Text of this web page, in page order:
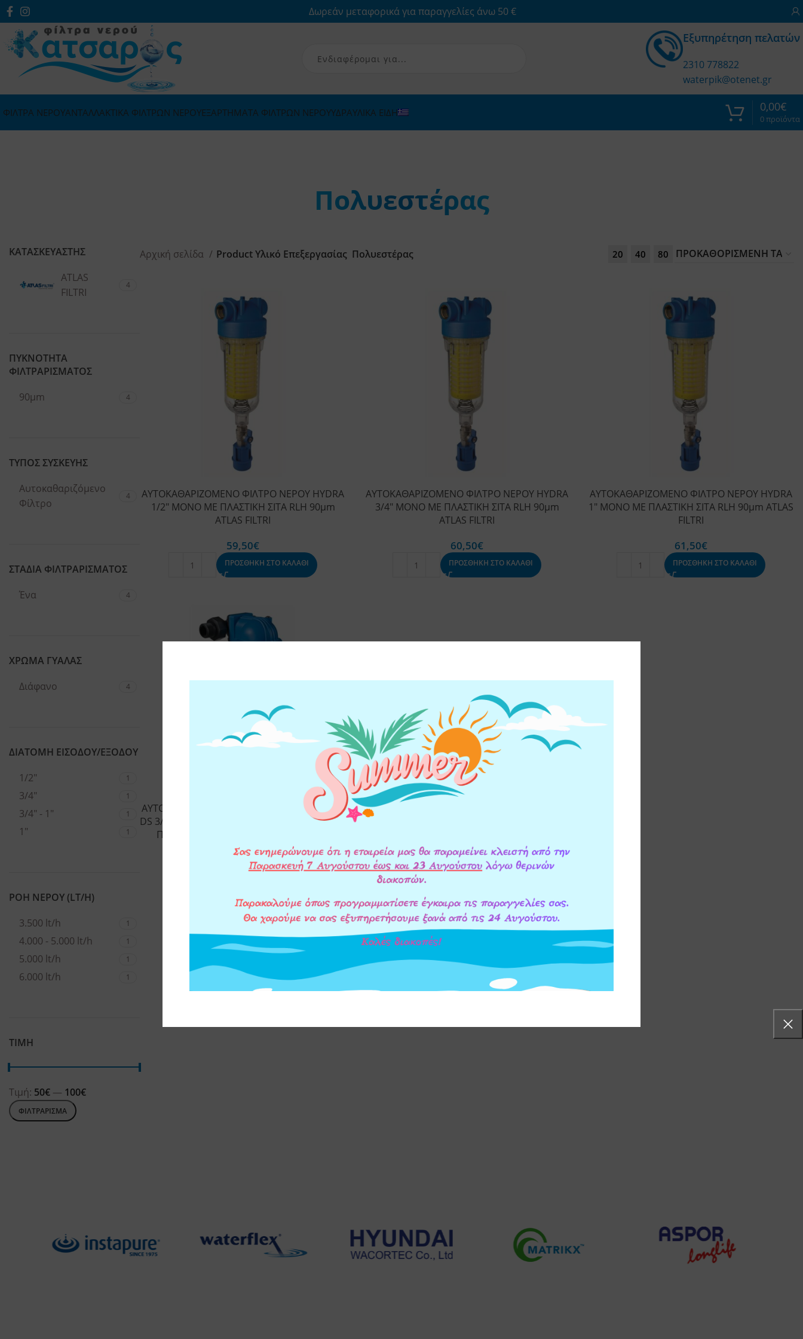
Δωρεάν μεταφορικά για παραγγελίες άνω 50 €
Εξυπηρέτηση πελατών
2310 778822
waterpik@otenet.gr
ΦΙΛΤΡΑ ΝΕΡΟΥΑΝΤΑΛΛΑΚΤΙΚΑ ΦΙΛΤΡΩΝ ΝΕΡΟΥΕΞΑΡΤΗΜΑΤΑ ΦΙΛΤΡΩΝ ΝΕΡΟΥΥΔΡΑΥΛΙΚΑ ΕΙΔΗ
0προϊόντα
0,00€
Πολυεστέρας
ΚΑΤΑΣΚΕΥΑΣΤΗΣ
ATLAS
FILTRI
4
ΠΥΚΝΟΤΗΤΑ
ΦΙΛΤΡΑΡΙΣΜΑΤΟΣ
90μm
4
ΤΥΠΟΣ ΣΥΣΚΕΥΗΣ
Αυτοκαθαριζόμενο
Φίλτρο
4
ΣΤΑΔΙΑ ΦΙΛΤΡΑΡΙΣΜΑΤΟΣ
Ένα
4
ΧΡΩΜΑ ΓΥΑΛΑΣ
Διάφανο
4
ΔΙΑΤΟΜΗ ΕΙΣΟΔΟΥ/ΕΞΟΔΟΥ
1/2"
1
3/4" 1
3/4" - 1" 1
1" 1
ΡΟΗ ΝΕΡΟΥ (LT/H)
3.500 lt/h
1
4.000 - 5.000 lt/h 1
5.000 lt/h 1
6.000 lt/h 1
ΤΙΜΗ
ΦΙΛΤΡΑΡΙΣΜΑ
Τιμή: 50€ — 100€
Αρχική σελίδα Product Υλικό Επεξεργασίας Πολυεστέρας 20 40 80
ΑΥΤΟΚΑΘΑΡΙΖΟΜΕΝΟ ΦΙΛΤΡΟ ΝΕΡΟΥ HYDRA
1/2″ ΜΟΝΟ ΜΕ ΠΛΑΣΤΙΚΗ ΣΙΤΑ RLH 90μm
ATLAS FILTRI
59,50€
ΠΡΟΣΘΗΚΗ ΣΤΟ ΚΑΛΑΘΙ
ΑΥΤΟΚΑΘΑΡΙΖΟΜΕΝΟ ΦΙΛΤΡΟ ΝΕΡΟΥ HYDRA
3/4″ ΜΟΝΟ ΜΕ ΠΛΑΣΤΙΚΗ ΣΙΤΑ RLH 90μm
ATLAS FILTRI
60,50€
ΠΡΟΣΘΗΚΗ ΣΤΟ ΚΑΛΑΘΙ
ΑΥΤΟΚΑΘΑΡΙΖΟΜΕΝΟ ΦΙΛΤΡΟ ΝΕΡΟΥ HYDRA
1″ ΜΟΝΟ ΜΕ ΠΛΑΣΤΙΚΗ ΣΙΤΑ RLH 90μm ATLAS
FILTRI
61,50€
ΠΡΟΣΘΗΚΗ ΣΤΟ ΚΑΛΑΘΙ
ΑΥΤΟΚΑΘΑΡΙΖΟΜΕΝΟ ΦΙΛΤΡΟ ΝΕΡΟΥ HYDRA
DS 3/4″ – 1″ ΜΕ ΠΕΡΙΣΤΡΕΦΟΜΕΝΗ ΚΕΦΑΛΗ &
ΠΛΑΣΤΙΚΗ ΣΙΤΑ RLH 90μm ATLAS FILTRI
97,00€